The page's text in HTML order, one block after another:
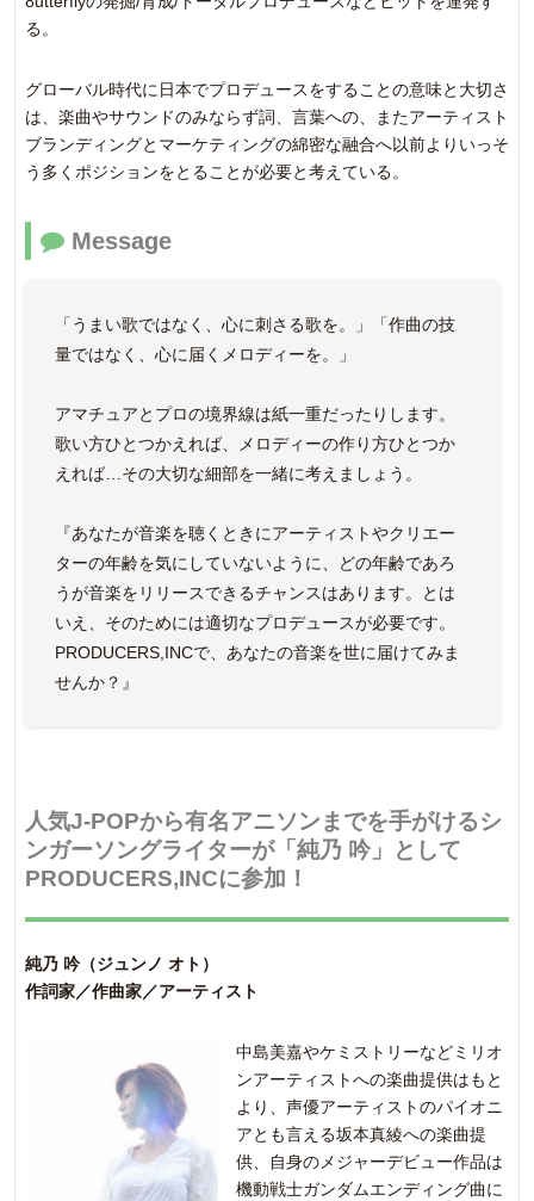
る。
グローバル時代に日本でプロデュースをすることの意味と大切さ
は、楽曲やサウンドのみならず詞、言葉への、またアーティスト
ブランディングとマーケティングの綿密な融合へ以前よりいっそ
う多くポジションをとることが必要と考えている。
Message
「うまい歌ではなく、心に刺さる歌を。」「作曲の技
量ではなく、心に届くメロディーを。」
アマチュアとプロの境界線は紙一重だったりします。
歌い方ひとつかえれば、メロディーの作り方ひとつか
えれば…その大切な細部を一緒に考えましょう。
『あなたが音楽を聴くときにアーティストやクリエー
ターの年齢を気にしていないように、どの年齢であろ
うが音楽をリリースできるチャンスはあります。とは
いえ、そのためには適切なプロデュースが必要です。
PRODUCERS,INCで、あなたの音楽を世に届けてみま
せんか？』
人気J-POPから有名アニソンまでを手がけるシ
ンガーソングライターが「純乃 吟 」として
PRODUCERS,INCに参加！
純乃 吟（ジュンノ オト）
作詞家／作曲家／アーティスト
中島美嘉やケミストリーなどミリオ
ンアーティストへの楽曲提供はもと
より、声優アーティストのパイオニ
アとも言える坂本真綾への楽曲提
供、自身のメジャーデビュー作品は
機動戦士ガンダムエンディング曲に